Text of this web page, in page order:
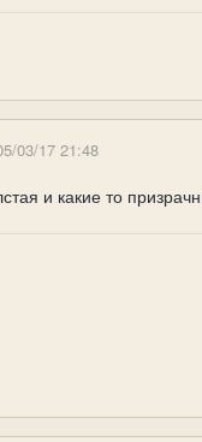
03/17 21:48
и какие то